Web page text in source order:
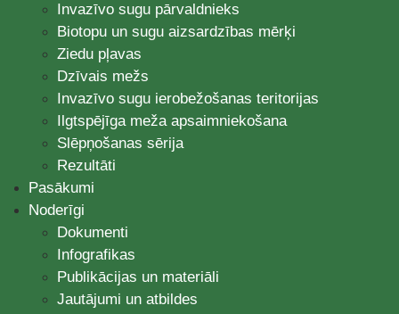
Invazīvo sugu pārvaldnieks
Biotopu un sugu aizsardzības mērķi
Ziedu pļavas
Dzīvais mežs
Invazīvo sugu ierobežošanas teritorijas
Ilgtspējīga meža apsaimniekošana
Slēpņošanas sērija
Rezultāti
Pasākumi
Noderīgi
Dokumenti
Infografikas
Publikācijas un materiāli
Jautājumi un atbildes